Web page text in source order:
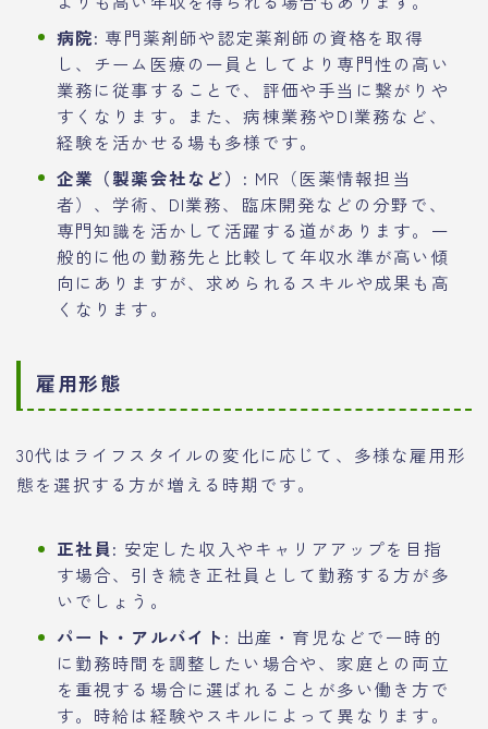
病院: 専門薬剤師や認定薬剤師の資格を取得
し、チーム医療の一員としてより専門性の高い
業務に従事することで、評価や手当に繋がりや
すくなります。また、病棟業務やDI業務など、
経験を活かせる場も多様です。
企業（製薬会社など）: MR（医薬情報担当
者）、学術、DI業務、臨床開発などの分野で、
専門知識を活かして活躍する道があります。一
般的に他の勤務先と比較して年収水準が高い傾
向にありますが、求められるスキルや成果も高
くなります。
雇用形態
30代はライフスタイルの変化に応じて、多様な雇用形
態を選択する方が増える時期です。
正社員: 安定した収入やキャリアアップを目指
す場合、引き続き正社員として勤務する方が多
いでしょう。
パート・アルバイト: 出産・育児などで一時的
に勤務時間を調整したい場合や、家庭との両立
を重視する場合に選ばれることが多い働き方で
す。時給は経験やスキルによって異なります。